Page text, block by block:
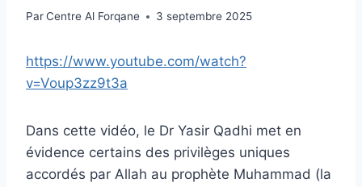
ParCentre Al Forqane 3 septembre 2025
https://www.youtube.com/watch?
v=Voup3zz9t3a
Dans cette vidéo, le Dr Yasir Qadhi met en
évidence certains des privilèges uniques
accordés par Allah au prophète Muhammad (la